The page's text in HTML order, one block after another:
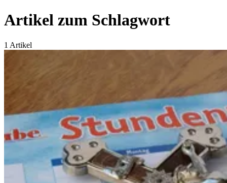
Artikel zum Schlagwort
1 Artikel